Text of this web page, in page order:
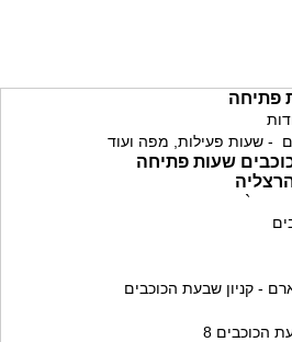
פתיחה
- שעות פעילות, מפה ועוד
שעות פתיחה
`
- קניון שבעת הכוכבים
הכוכבים 8